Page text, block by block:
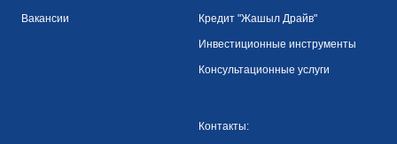
Вакансии Кредит "Жашыл Драйв"
Инвестиционные инструменты
Консультационные услуги
Контакты: